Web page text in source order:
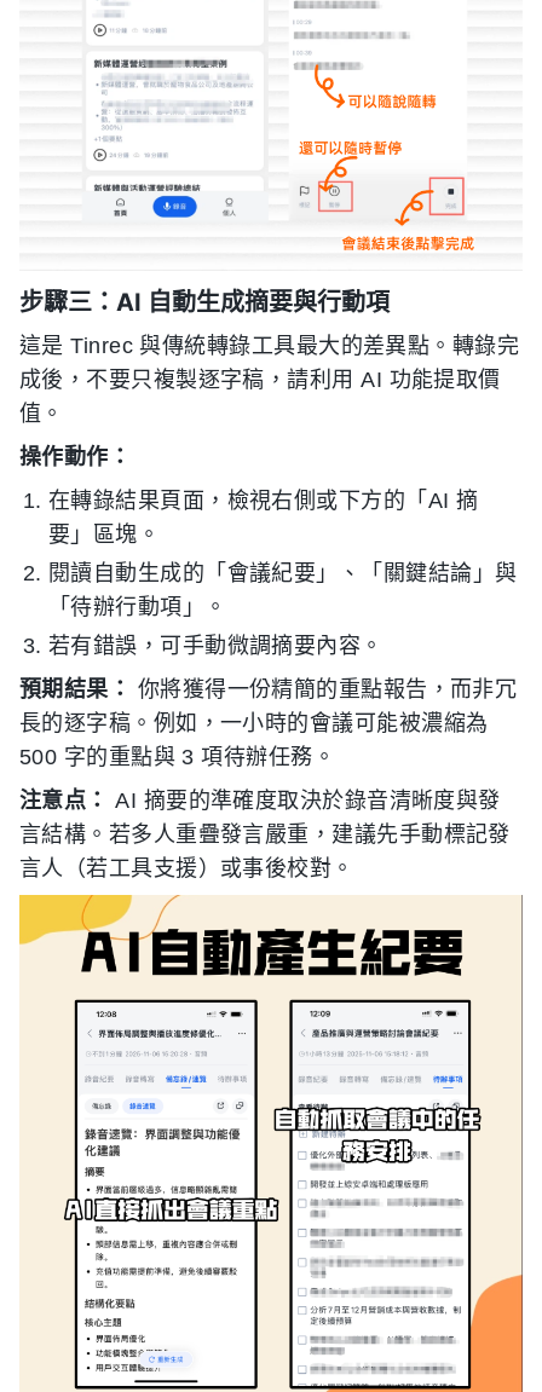
步驟三：AI 自動生成摘要與行動項
這是 Tinrec 與傳統轉錄工具最大的差異點。轉錄完
成後，不要只複製逐字稿，請利用 AI 功能提取價
值。
操作動作：
在轉錄結果頁面，檢視右側或下方的「AI 摘
要」區塊。
閱讀自動生成的「會議紀要」、「關鍵結論」與
「待辦行動項」。
若有錯誤，可手動微調摘要內容。
預期結果：
你將獲得一份精簡的重點報告，而非冗
長的逐字稿。例如，一小時的會議可能被濃縮為
500 字的重點與 3 項待辦任務。
注意点：
AI 摘要的準確度取決於錄音清晰度與發
言結構。若多人重疊發言嚴重，建議先手動標記發
言人（若工具支援）或事後校對。